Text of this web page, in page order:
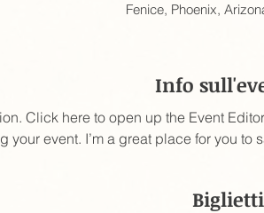
Fenice, Phoenix,
Info
Click here to open up the Event
your event. I’m a great place for you
Biglietti